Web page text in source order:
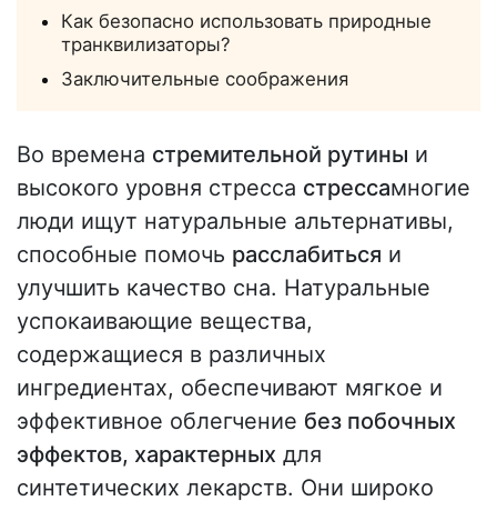
Как безопасно использовать природные
транквилизаторы?
Заключительные соображения
Во времена стремительной рутины и
высокого уровня стресса стрессамногие
люди ищут натуральные альтернативы,
способные помочь расслабиться и
улучшить качество сна. Натуральные
успокаивающие вещества,
содержащиеся в различных
ингредиентах, обеспечивают мягкое и
эффективное облегчение без побочных
эффектов, характерных для
синтетических лекарств. Они широко